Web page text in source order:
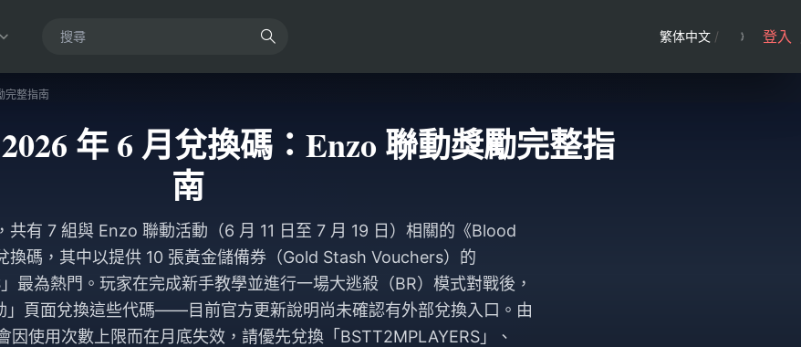
繁体中文 / 登入
完整指南
年 6 月兌換碼：Enzo 聯動獎勵完整指
南
共有 7 組與 Enzo 聯動活動（6 月 11 日至 7 月 19 日）相關的《Blood
換碼，其中以提供 10 張黃金儲備券（Gold Stash Vouchers）的
」最為熱門。玩家在完成新手教學並進行一場大逃殺（BR）模式對戰後，
」頁面兌換這些代碼——目前官方更新說明尚未確認有外部兌換入口。由
因使用次數上限而在月底失效，請優先兌換「BSTT2MPLAYERS」、